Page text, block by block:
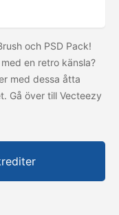
och PSD Pack!
en retro känsla?
med dessa åtta
Gå över till Vecteezy